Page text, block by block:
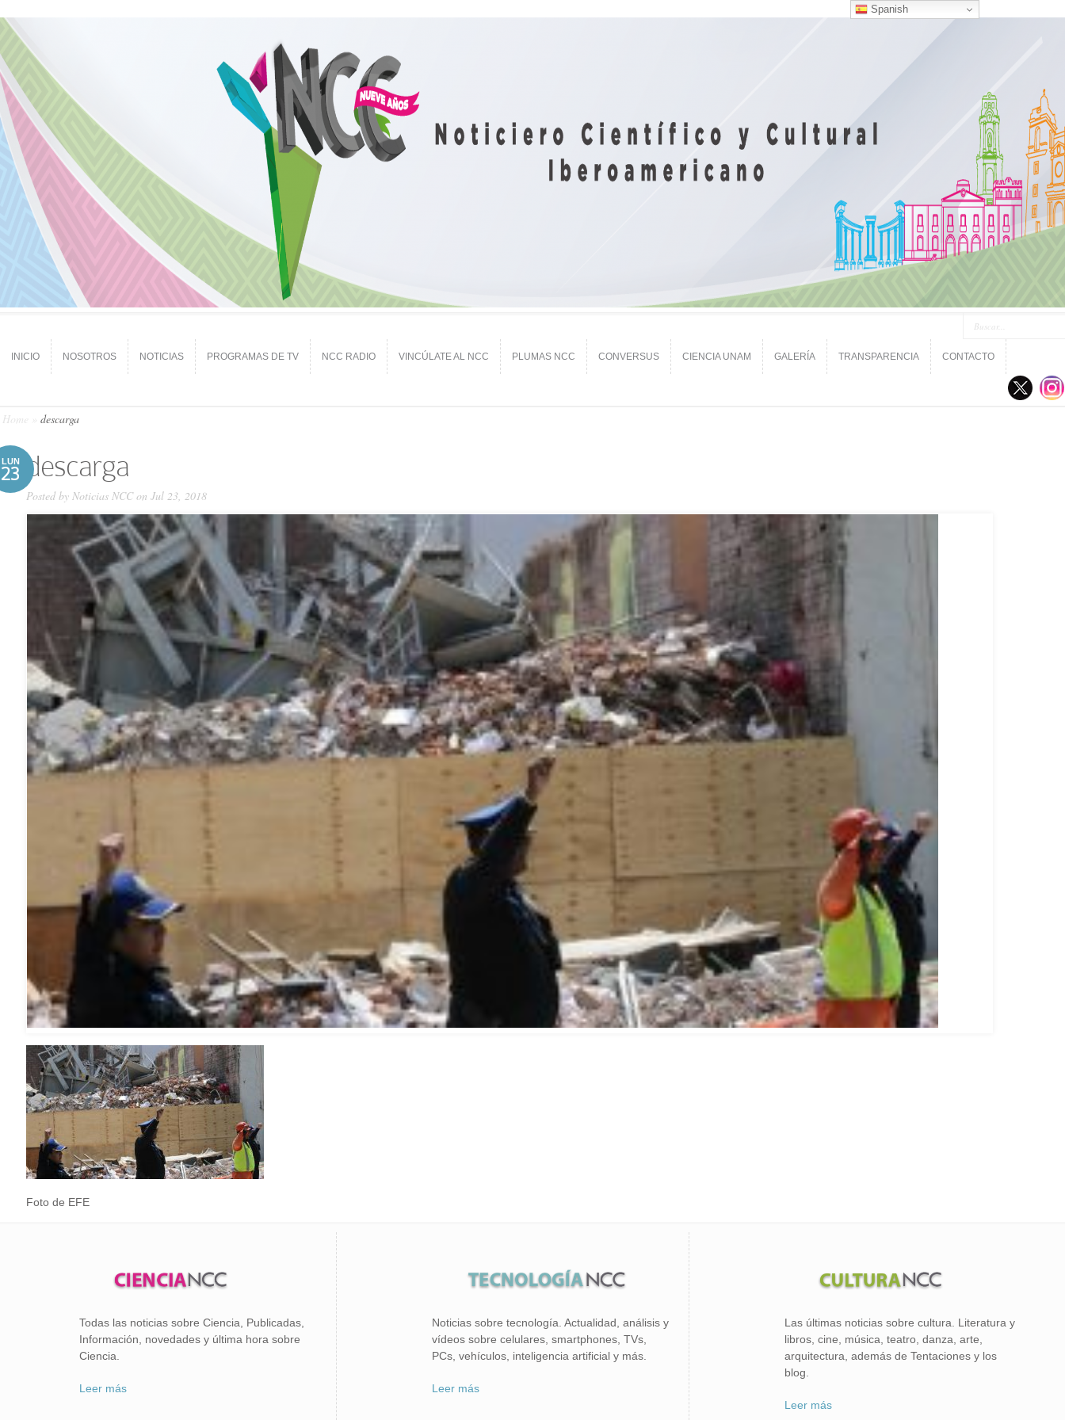
INICIO NOSOTROS NOTICIAS PROGRAMAS DE TV NCC RADIO VINCÚLATE AL NCC PLUMAS NCC CONVERSUS CIENCIA UNAM GALERÍA TRANSPARENCIA CONTACTO
Home descarga
LUN
23 descarga
Posted by Noticias NCCon Jul 23, 2018
Foto de EFE
Todas las noticias sobre Ciencia, Publicadas,
Información, novedades y última hora sobre
Ciencia.
Leer más
Noticias sobre tecnología. Actualidad, análisis y
vídeos sobre celulares, smartphones, TVs,
PCs, vehículos, inteligencia artificial y más.
Leer más
Las últimas noticias sobre cultura. Literatura y
libros, cine, música, teatro, danza, arte,
arquitectura, además de Tentaciones y los
blog.
Leer más
Spanish